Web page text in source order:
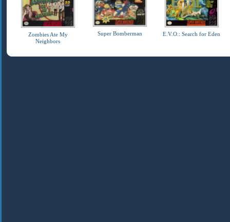
Zombies Ate My
Neighbors
Super Bomberman E.V.O.: Search for Eden